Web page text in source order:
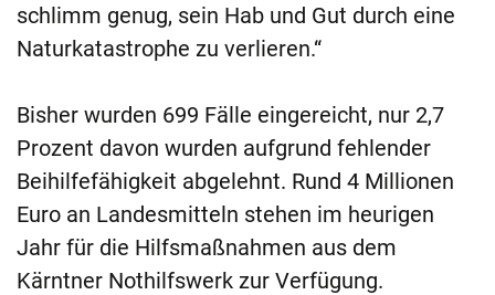
schlimm genug, sein Hab und Gut durch eine
Naturkatastrophe zu verlieren.“
Bisher wurden 699 Fälle eingereicht, nur 2,7
Prozent davon wurden aufgrund fehlender
Beihilfefähigkeit abgelehnt. Rund 4 Millionen
Euro an Landesmitteln stehen im heurigen
Jahr für die Hilfsmaßnahmen aus dem
Kärntner Nothilfswerk zur Verfügung.